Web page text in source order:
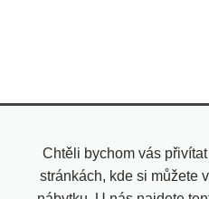
Chtěli bychom vás
stránkách, kde si můžete